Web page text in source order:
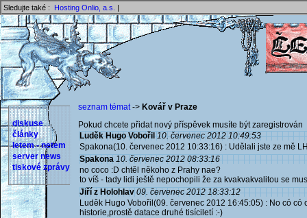
Sledujte také : Hosting Onlio, a.s. |
diskuse
články
letem - netem
server news
tiskové zprávy
seznam témat-> Kovář v Praze
Pokud chcete přidat nový příspěvek musíte být
Luděk Hugo Vobořil 10. červenec 2012 10:49:53
Spakona(10. červenec 2012 10:33:16) : Udělali jste ze mě
Spakona 10. červenec 2012 08:33:16
no coco :D chtěl někoho z Prahy nae?
to víš - tady lidi ještě nepochopili že za kvakvakvalitou se
Jiří z Holohlav 09. červenec 2012 18:33:12
Luděk Hugo Vobořil(09. červenec 2012 16:45:05) : No có
historie,prostě datace druhé tisíciletí :-)